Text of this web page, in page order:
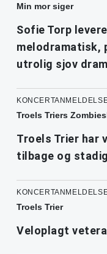
Min mor siger
Sofie Torp
melodramatisk,
utrolig sjov
Troels Triers
Troels Trier har
tilbage og
Troels Trier
Veloplagt